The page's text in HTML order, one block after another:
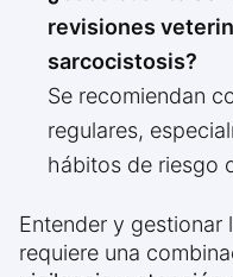
revisiones
sarcocistosis?
Se recomiendan
regulares,
hábitos de riesgo
Entender y gestionar
requiere una